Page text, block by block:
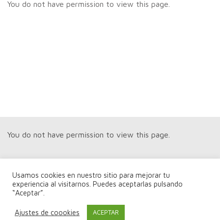
You do not have permission to view this page.
You do not have permission to view this page.
You do not have permission to view this page.
Usamos cookies en nuestro sitio para mejorar tu
experiencia al visitarnos. Puedes aceptarlas pulsando
“Aceptar”.
Ajustes de coookies ACEPTAR